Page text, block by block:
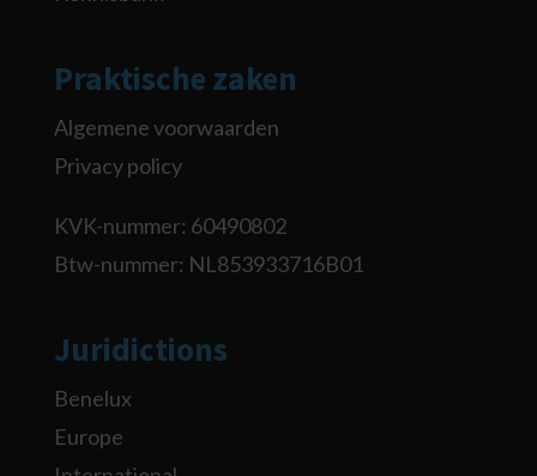
Praktische zaken
Algemene voorwaarden
Privacy policy
KVK-nummer: 60490802
Btw-nummer: NL853933716B01
Juridictions
Benelux
Europe